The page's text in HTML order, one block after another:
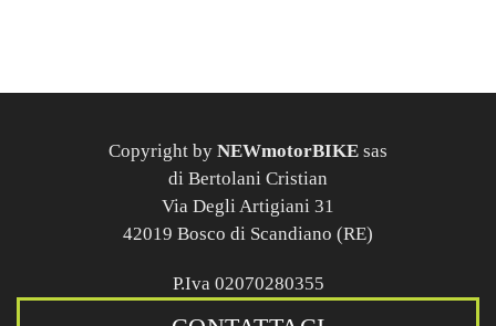
Copyright by NEWmotorBIKE sas
di Bertolani Cristian
Via Degli Artigiani 31
42019 Bosco di Scandiano (RE)
P.Iva 02070280355